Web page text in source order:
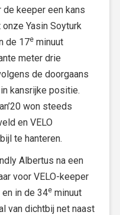
de keeper een kans
Yasin Soyturk
de 17e minuut
meter drie
de doorgaans
kansrijke positie.
won steeds
en VELO
te hanteren.
Albertus na een
voor VELO-keeper
in de 34e minuut
van dichtbij net naast